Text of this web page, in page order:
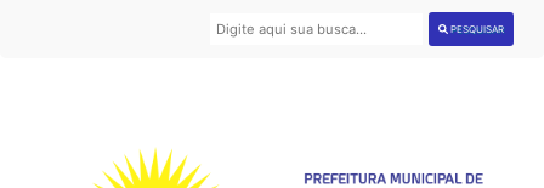
PESQUISAR